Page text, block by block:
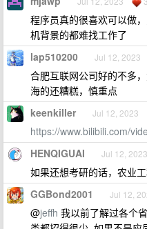
程序员真的很喜欢可以做
机背景的都难找工作了
lap510200 Jul 12, 2023
合肥互联网公司好的不多
海的还糟糕，慎重点
keenkiller Jul 12, 2023
https://www.bilibili.com/
HENQIGUAI Jul 12, 2023
如果还想考研的话，农业
GGBond2001 Jul 12,
@jeffh 我以前了解过各个